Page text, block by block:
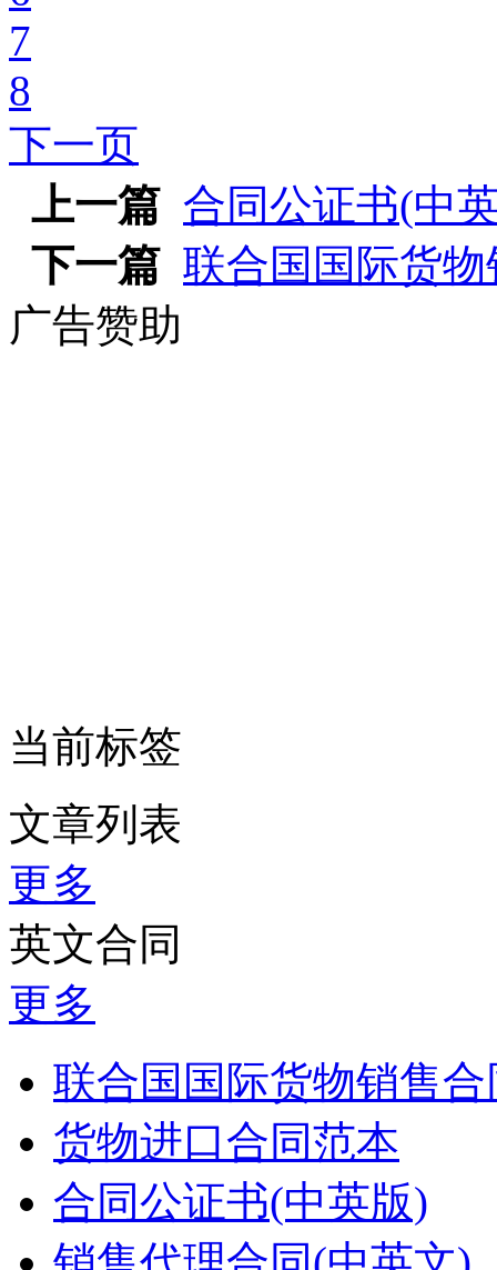
7
8
下一页
上一篇 合同公证书(中
下一篇 联合国国际货
广告赞助
当前标签
文章列表
更多
英文合同
更多
联合国国际货物销售
货物进口合同范本
合同公证书(中英版)